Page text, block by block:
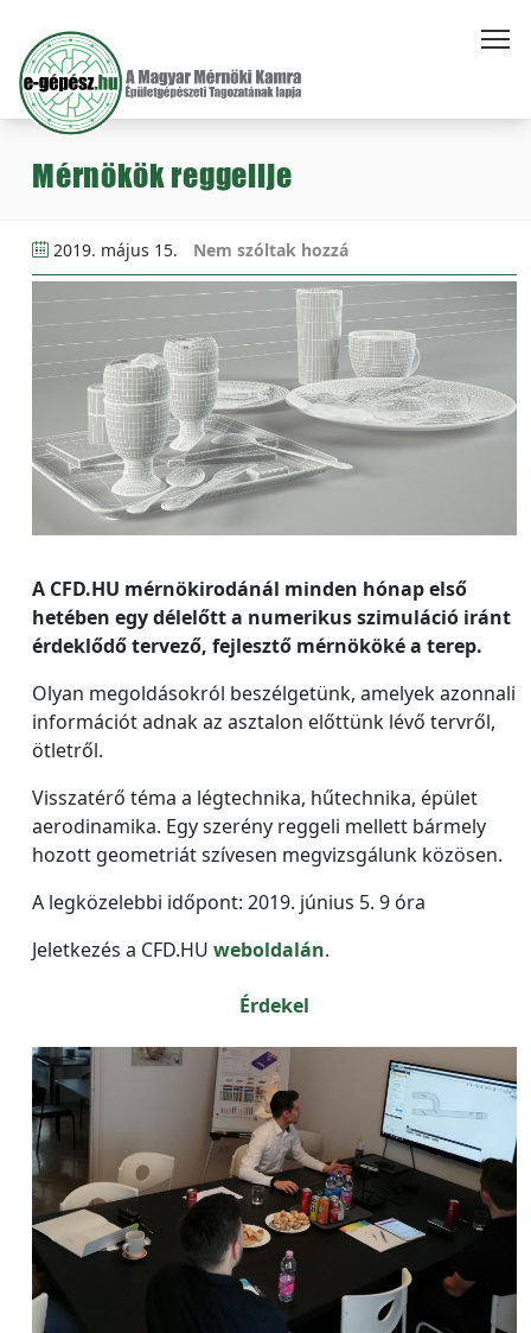
Mérnökök reggelije
2019. május 15. Nem szóltak hozzá
A CFD.HU mérnökirodánál minden hónap első
hetében egy délelőtt a numerikus szimuláció iránt
érdeklődő tervező, fejlesztő mérnököké a terep.
Olyan megoldásokról beszélgetünk, amelyek azonnali
információt adnak az asztalon előttünk lévő tervről,
ötletről.
Visszatérő téma a légtechnika, hűtechnika, épület
aerodinamika. Egy szerény reggeli mellett bármely
hozott geometriát szívesen megvizsgálunk közösen.
A legközelebbi időpont: 2019. június 5. 9 óra
Jeletkezés a CFD.HU weboldalán.
Érdekel